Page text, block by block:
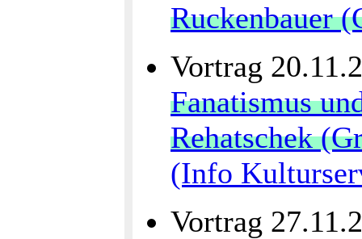
Ruckenbauer
Vortrag
Fanatismus
Rehatschek
(Info
Vortrag